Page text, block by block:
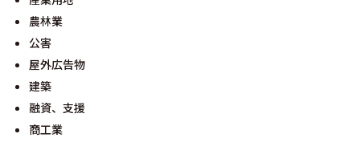
農林業
公害
屋外広告物
建築
融資、支援
商工業